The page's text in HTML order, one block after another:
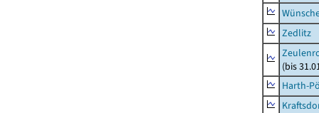
Zedlitz
(bis
Harth-